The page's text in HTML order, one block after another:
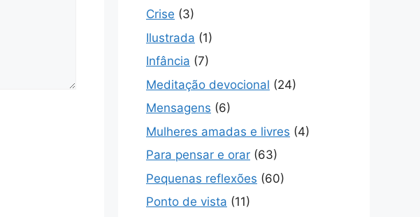
Crise (3)
Ilustrada (1)
Infância (7)
Meditação devocional (24)
Mensagens (6)
Mulheres amadas e livres (4)
Para pensar e orar (63)
Pequenas reflexões (60)
Ponto de vista (11)